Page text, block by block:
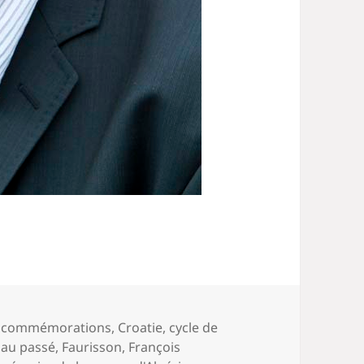
commémorations, Croatie, cycle de
passé, Faurisson, François